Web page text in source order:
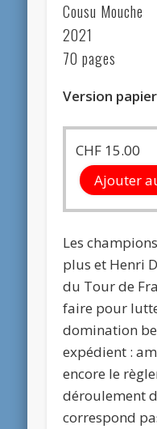
Cousu Mouche
2021
70 pages
Version papier
CHF 15.00
Ajouter
Les
plus et Henri
du Tour de
faire pour
domination
expédient :
encore le
déroulement
correspond